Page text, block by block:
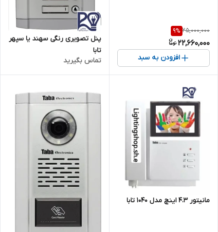
25,000,000
9%
22,660,000
افزودن به سبد
پنل تصویری رنگی سهند یا سپهر
تابا
تماس بگیرید
مانیتور ۴.۳ اینچ مدل ۱۰۴۰ تابا